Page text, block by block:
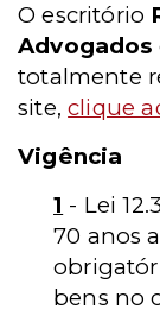
O escritório
Advogados
totalmente
site,clique
Vigência
1 - Lei
70 anos
bens no